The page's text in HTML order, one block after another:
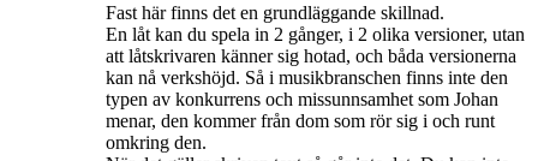
Fast här finns det en grundläggande skillnad.
En låt kan du spela in 2 gånger, i 2 olika versioner, utan
att låtskrivaren känner sig hotad, och båda versionerna
kan nå verkshöjd. Så i musikbranschen finns inte den
typen av konkurrens och missunnsamhet som Johan
menar, den kommer från dom som rör sig i och runt
omkring den.